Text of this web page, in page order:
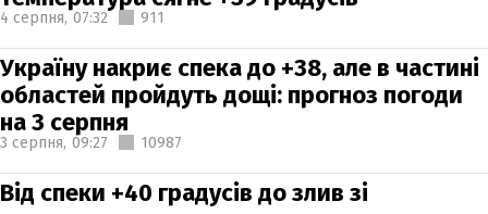
4 серпня, 07:32 911
Україну накриє спека до +38, але в частині
областей пройдуть дощі: прогноз погоди
на 3 серпня
3 серпня, 09:27 10987
Від спеки +40 градусів до злив зі